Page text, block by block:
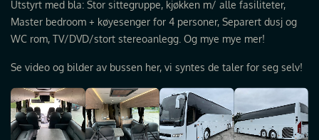
Utstyrt med bla: Stor sittegruppe, kjøkken m/ alle fasiliteter,
Master bedroom + køyesenger for 4 personer, Separert dusj og
WC rom, TV/DVD/stort stereoanlegg. Og mye mye mer!
Se video og bilder av bussen her, vi syntes de taler for seg selv!